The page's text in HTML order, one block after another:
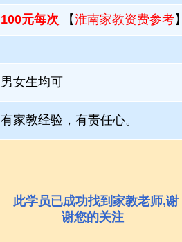
100元每次 【淮南家教资费参考
男女生均可
有家教经验，有责任心。
此学员已成功找到家教老师,谢
谢您的关注